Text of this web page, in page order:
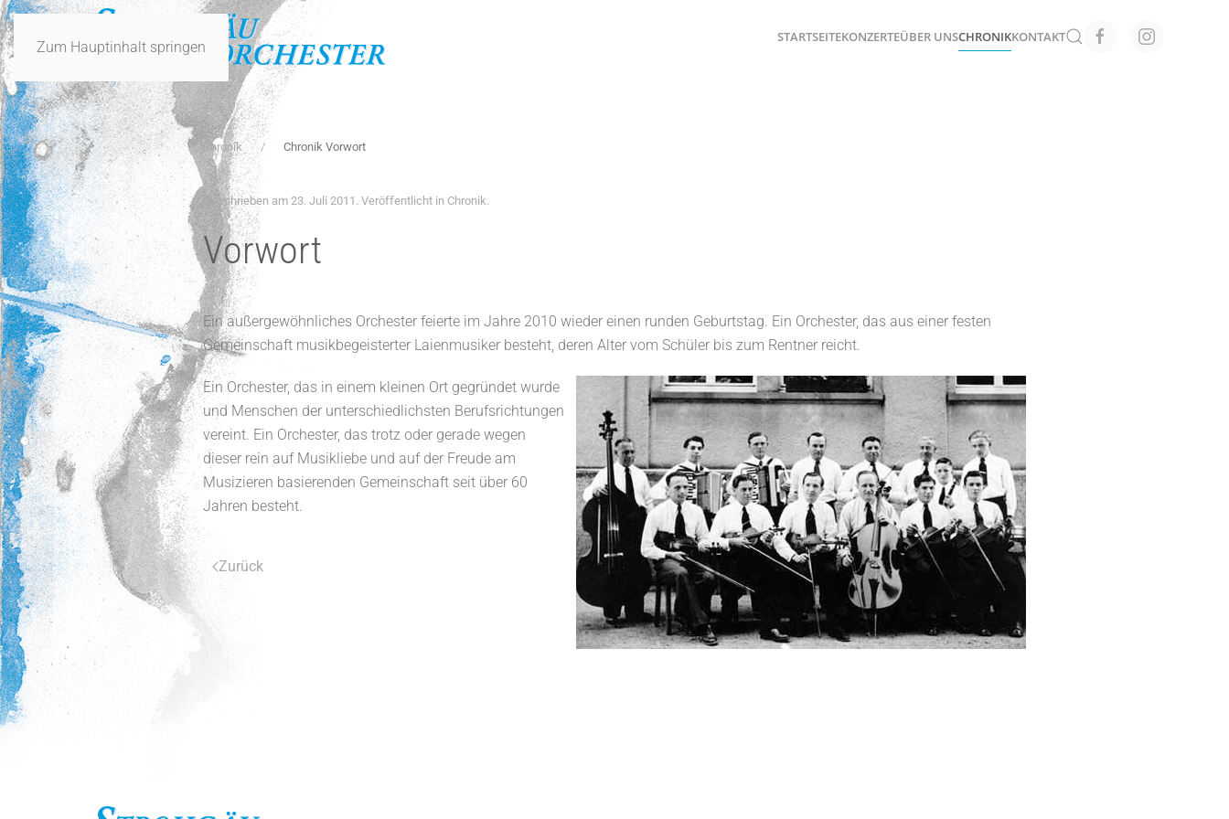
Zum Hauptinhalt springen
STARTSEITEKONZERTEÜBER UNSCHRONIKKONTAKT
Chronik Chronik Vorwort
Geschrieben am 23. Juli 2011 . Veröffentlicht in Chronik.
Vorwort
Ein außergewöhnliches Orchester feierte im Jahre 2010 wieder einen runden Geburtstag. Ein Orchester, das aus einer festen
Gemeinschaft musikbegeisterter Laienmusiker besteht, deren Alter vom Schüler bis zum Rentner reicht.
Ein Orchester, das in einem kleinen Ort gegründet wurde
und Menschen der unterschiedlichsten Berufsrichtungen
vereint. Ein Orchester, das trotz oder gerade wegen
dieser rein auf Musikliebe und auf der Freude am
Musizieren basierenden Gemeinschaft seit über 60
Jahren besteht.
Zurück